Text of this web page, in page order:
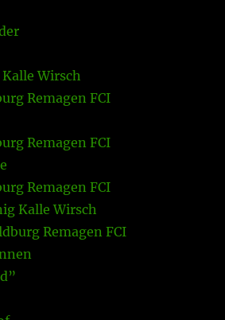
Wirsch
Remagen FCI
Remagen FCI
Remagen FCI
Kalle Wirsch
Remagen FCI